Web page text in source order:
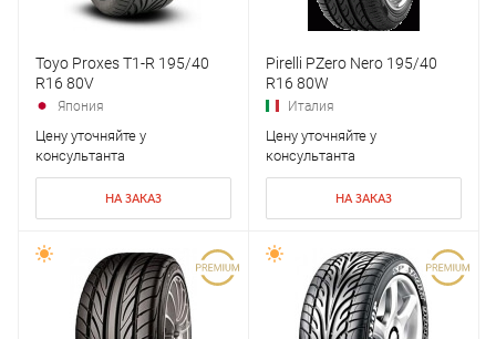
Toyo Proxes T1-R 195/40
R16 80V
Япония
Цену уточняйте у
консультанта
НА ЗАКАЗ
Pirelli PZero Nero 195/40
R16 80W
Италия
Цену уточняйте у
консультанта
НА ЗАКАЗ